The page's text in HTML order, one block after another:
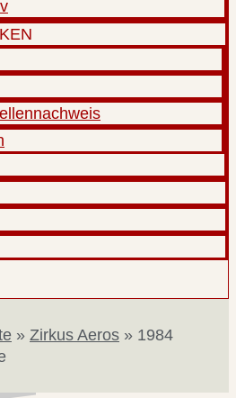
» Zirkus Aeros » 1984